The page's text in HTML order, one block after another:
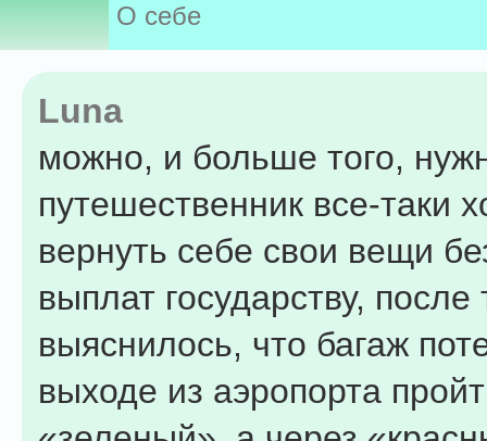
О себе
Luna
можно, и больше того,
путешественник все-таки
вернуть себе свои вещи
выплат государству, после
выяснилось, что багаж
выходе из аэропорта